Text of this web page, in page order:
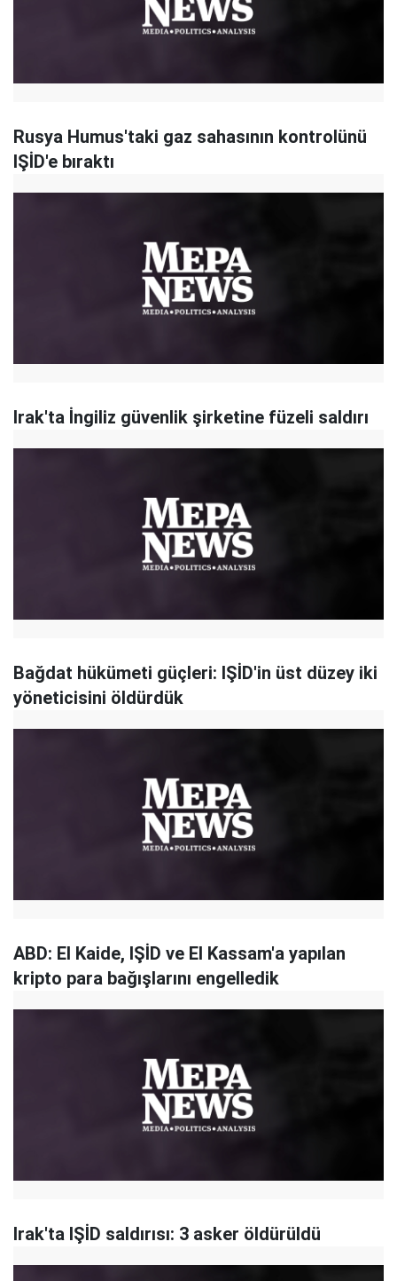
Rusya Humus'taki gaz sahasının kontrolünü
IŞİD'e bıraktı
Irak'ta İngiliz güvenlik şirketine füzeli saldırı
Bağdat hükümeti güçleri: IŞİD'in üst düzey iki
yöneticisini öldürdük
ABD: El Kaide, IŞİD ve El Kassam'a yapılan
kripto para bağışlarını engelledik
Irak'ta IŞİD saldırısı: 3 asker öldürüldü